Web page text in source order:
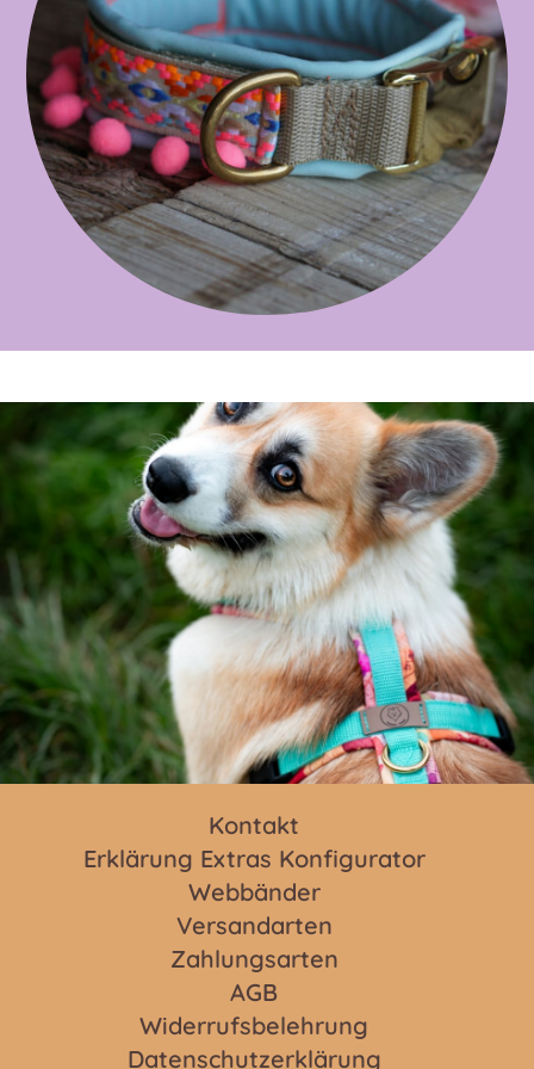
Kontakt
Erklärung Extras Konfigurator
Webbänder
Versandarten
Zahlungsarten
AGB
Widerrufsbelehrung
Datenschutzerklärung